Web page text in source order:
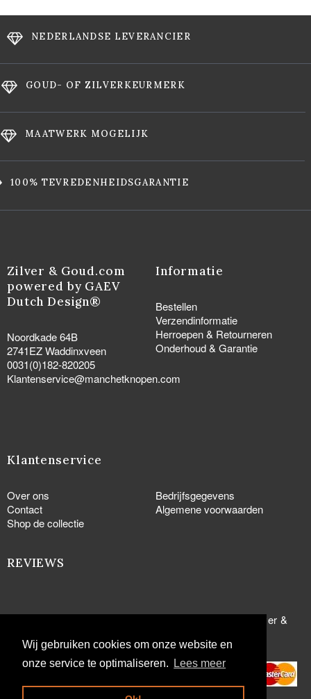
Wij gebruiken cookies om onze website en
onze service te optimaliseren.
Lees meer
NEDERLANDSE LEVERANCIER
GOUD- OF ZILVERKEURMERK
MAATWERK MOGELIJK
100% TEVREDENHEIDSGARANTIE
Zilver & Goud.com
powered by GAEV
Dutch Design®
Noordkade 64B
2741EZ Waddinxveen
0031(0)182-820205
Klantenservice@manchetknopen.com
Informatie
Bestellen
Verzendinformatie
Herroepen & Retourneren
Onderhoud & Garantie
Klantenservice
Over ons
Bedrijfsgegevens
Contact
Algemene voorwaarden
Shop de collectie
REVIEWS
Zilver &